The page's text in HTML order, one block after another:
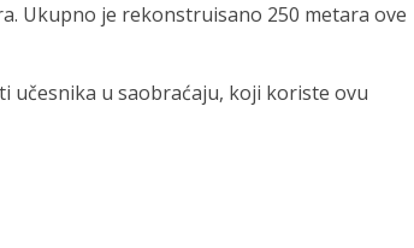
Ukupno je rekonstruisano 250 metara ove
učesnika u saobraćaju, koji koriste ovu